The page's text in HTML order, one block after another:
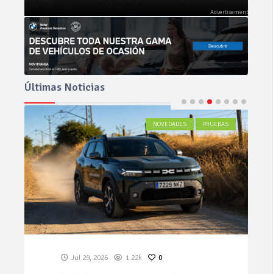
Últimas Noticias
ACTUALIDAD
Jul 27, 2026 586 0